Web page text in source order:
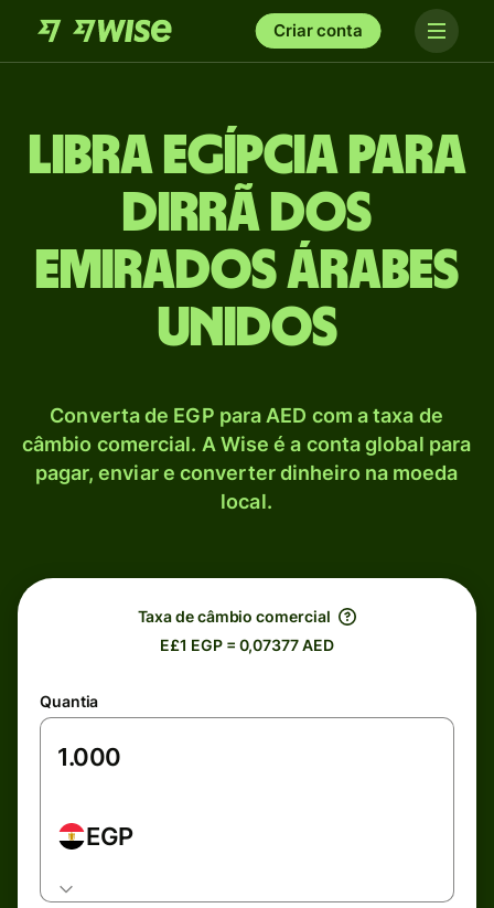
Criar conta
Libra egípcia para
Dirrã dos
Emirados Árabes
Unidos
Converta de EGP para AED com a taxa de
câmbio comercial. A Wise é a conta global para
pagar, enviar e converter dinheiro na moeda
local.
Taxa de câmbio comercial
E£1 EGP = 0,07377 AED
Quantia
EGP